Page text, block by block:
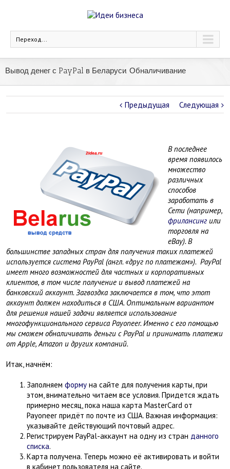
Переход...
Вывод денег с PayPal в Беларуси. Обналичивание
Предыдущая Следующая
В последнее
время появилось
множество
различных
способов
заработать в
Сети (например,
фрилансинг или
торговля на
eBay). В
большинстве западных стран для получения таких платежей
используется система PayPal (англ. «друг по платежам»). PayPal
имеет много возможностей для частных и корпоративных
клиентов, в том числе получение и вывод платежей на
банковский аккаунт. Загвоздка заключается в том, что этот
аккаунт должен находиться в США. Оптимальным вариантом
для решения нашей задачи является использование
многофункционального сервиса Payoneer. Именно с его помощью
мы сможем обналичивать деньги с PayPal и принимать платежи
от Apple, Amazon и других компаний.
Итак, начнём:
Заполняем форму на сайте для получения карты, при
этом, внимательно читаем все условия. Придется ждать
примерно месяц, пока наша карта MasterCard от
Payoneer придёт по почте из США. Важная информация:
указывайте действующий почтовый адрес.
Регистрируем PayPal-аккаунт на одну из стран данного
списка.
Карта получена. Теперь можно её активировать и войти
в кабинет пользователя на сайте.